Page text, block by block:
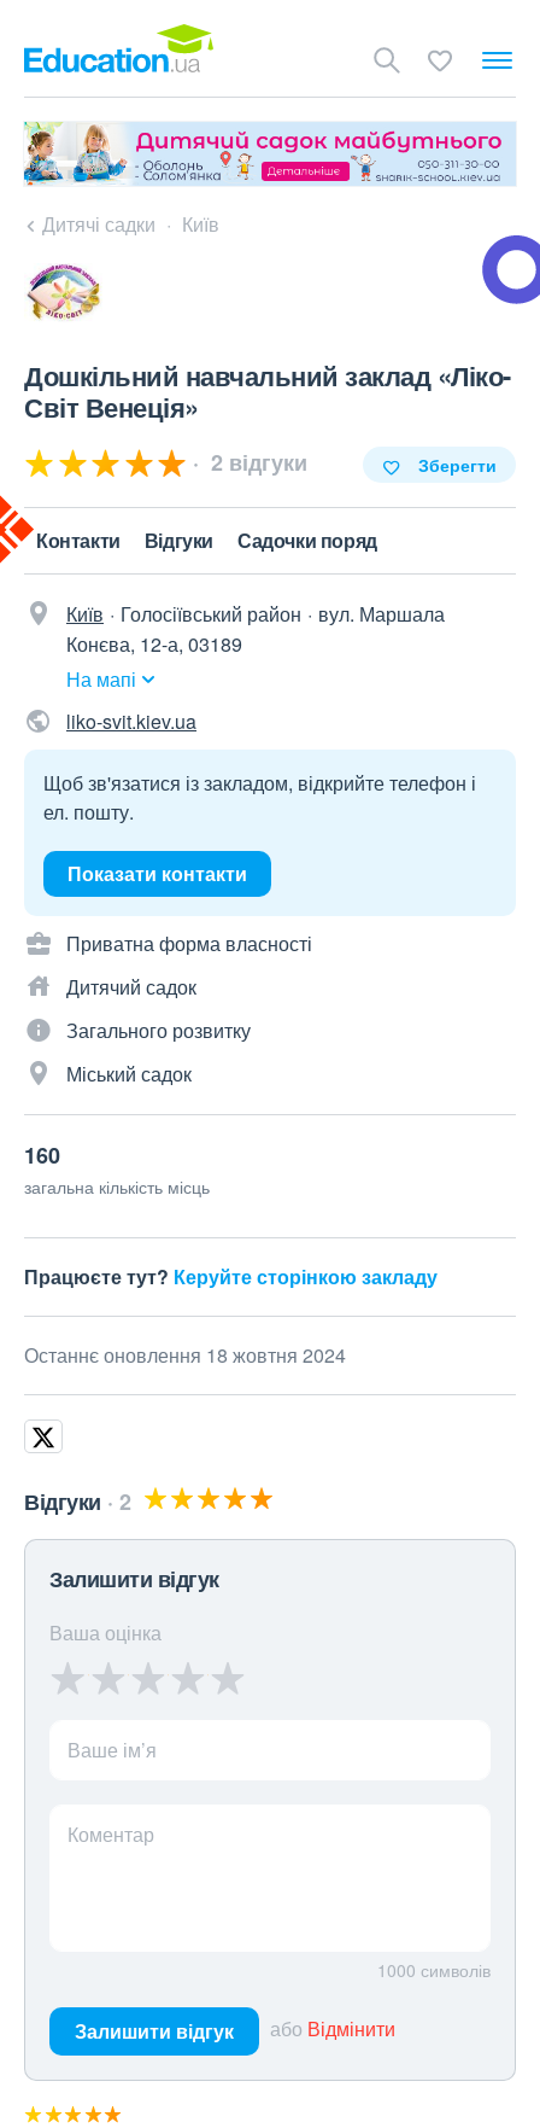
Дитячі садки Київ
Дошкільний навчальний заклад «Ліко-
Світ Венеція»
2 відгуки Зберегти
Контакти Відгуки Садочки поряд
Київ Голосіївський район
вул. Маршала
Конєва, 12-а, 03189
На мапі
liko-svit.kiev.ua
Щоб зв'язатися із закладом, відкрийте телефон і
ел. пошту.
Показати контакти
Приватна форма власності
Дитячий садок
Загального розвитку
Міський садок
160
загальна кількість місць
Працюєте тут? Керуйте сторінкою закладу
Останнє оновлення 18 жовтня 2024
Відгуки 2
Залишити відгук
Ваша оцінка
Ваше ім’я
Коментар
1000 символів
Залишити відгук або Відмінити